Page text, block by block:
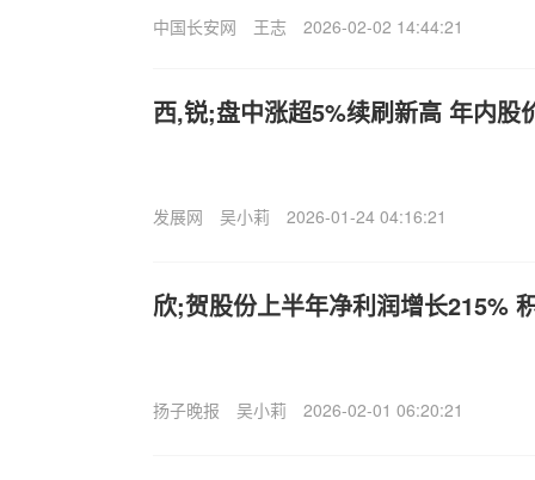
中国长安网 王志 2026-02-02 14:44:21
西,锐;盘中涨超5%续刷新高 年内股
发展网 吴小莉 2026-01-24 04:16:21
欣;贺股份上半年净利润增长215%
扬子晚报 吴小莉 2026-02-01 06:20:21